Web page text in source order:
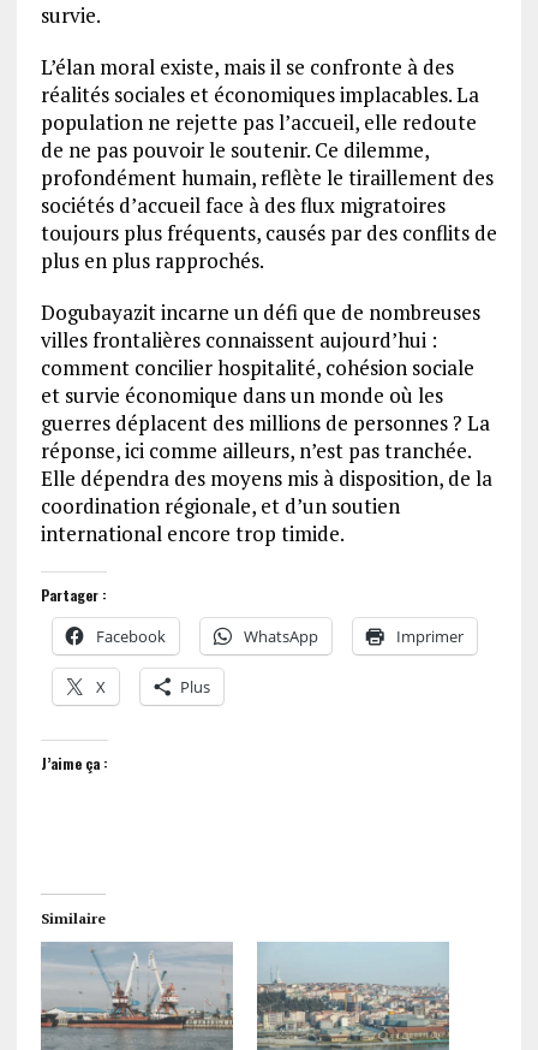
survie.
L’élan moral existe, mais il se confronte à des
réalités sociales et économiques implacables. La
population ne rejette pas l’accueil, elle redoute
de ne pas pouvoir le soutenir. Ce dilemme,
profondément humain, reflète le tiraillement des
sociétés d’accueil face à des flux migratoires
toujours plus fréquents, causés par des conflits de
plus en plus rapprochés.
Dogubayazit incarne un défi que de nombreuses
villes frontalières connaissent aujourd’hui :
comment concilier hospitalité, cohésion sociale
et survie économique dans un monde où les
guerres déplacent des millions de personnes ? La
réponse, ici comme ailleurs, n’est pas tranchée.
Elle dépendra des moyens mis à disposition, de la
coordination régionale, et d’un soutien
international encore trop timide.
Partager :
Facebook WhatsApp Imprimer
X Plus
J’aime ça :
Similaire